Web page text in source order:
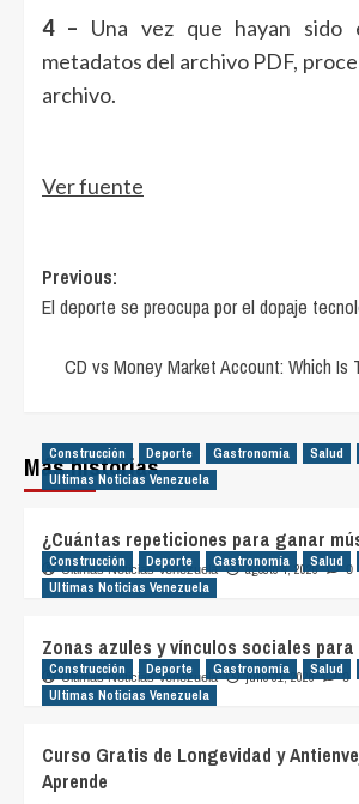
4 – Una vez que hayan sido
metadatos del archivo PDF,
archivo.
Ver fuente
Post
navigation
Previous:
El deporte se preocupa por el dopaje
CD vs Money Market Account: Which Is
Más historias
Construcción Deporte Gastronomía Salud
Ultimas Noticias Venezuela
¿Cuántas repeticiones para ganar
Ultimas Noticias Venezuela agosto 4, 2026 0
Construcción Deporte Gastronomía Salud
Ultimas Noticias Venezuela
Zonas azules y vínculos sociales
Ultimas Noticias Venezuela julio 31, 2026 0
Construcción Deporte Gastronomía Salud
Ultimas Noticias Venezuela
Curso Gratis de Longevidad y
Aprende